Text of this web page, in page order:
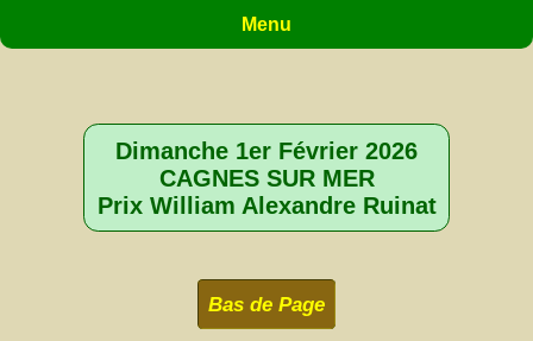
Menu
Dimanche 1er Février 2026
CAGNES SUR MER
Prix William Alexandre Ruinat
Bas de Page